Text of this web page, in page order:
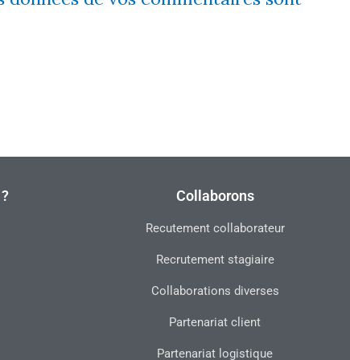
Collaborons
Recutement collaborateur
Recrutement stagiaire
Collaborations diverses
Partenariat client
Partenariat logistique